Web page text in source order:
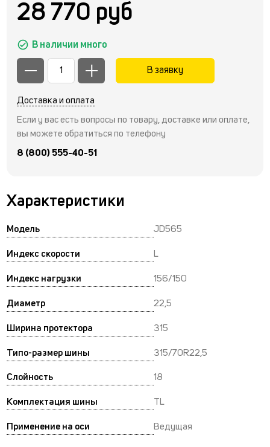
Характеристики
Модель JD565
Индекс скорости L
Индекс нагрузки 156/150
Диаметр 22,5
Ширина протектора 315
Типо-размер шины 315/70R22,5
Слойность 18
Комплектация шины TL
Применение на оси Ведущая
28 770 руб
В наличии много
В заявку
Доставка и оплата
Если у вас есть вопросы по товару, доставке или оплате,
вы можете обратиться по телефону
8 (800) 555-40-51